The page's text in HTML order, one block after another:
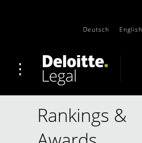
Deutsch English
Rankings &